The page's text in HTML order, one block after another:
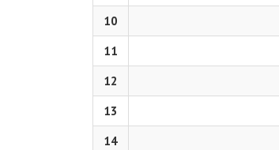
10
11
12
13
14